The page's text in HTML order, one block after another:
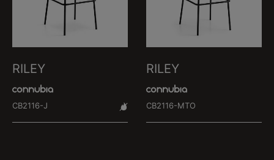
RILEY
CB2116-J
RILEY
CB2116-MTO